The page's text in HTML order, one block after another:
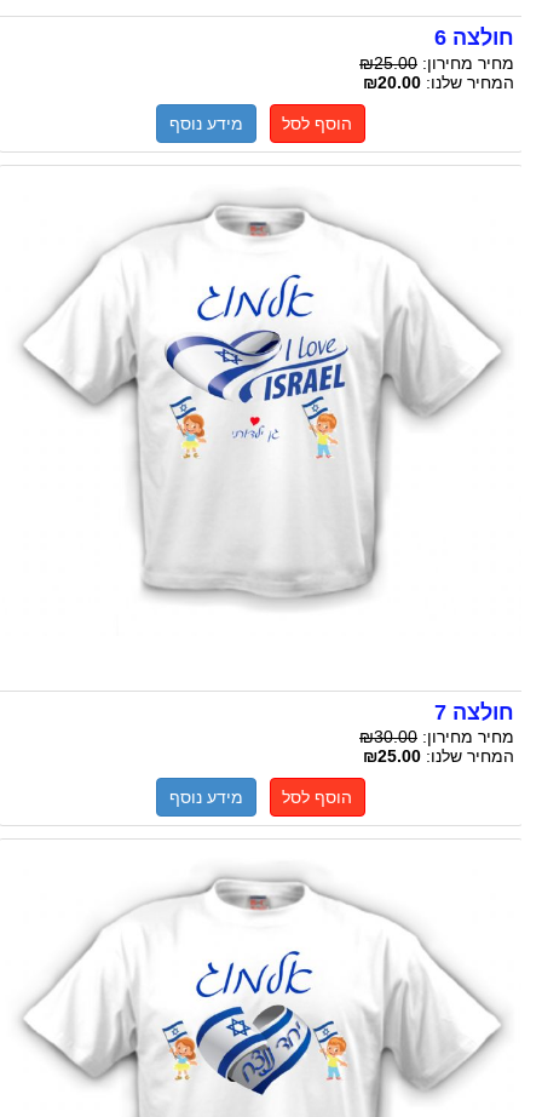
חולצה 6
מחיר מחירון:₪25.00
המחיר שלנו:₪20.00
הוסף לסל מידע נוסף
חולצה 7
מחיר מחירון:₪30.00
המחיר שלנו:₪25.00
הוסף לסל מידע נוסף